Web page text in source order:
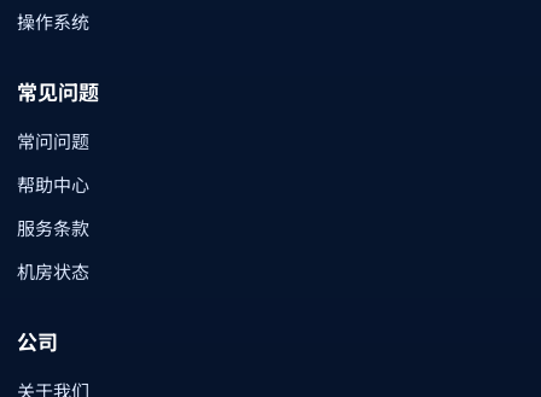
操作系统
常见问题
常问问题
帮助中心
服务条款
机房状态
公司
关于我们